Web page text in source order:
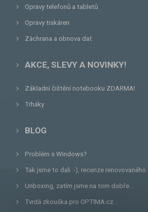
Opravy telefonů a tabletů
Opravy tiskáren
Záchrana a obnova dat
AKCE, SLEVY A NOVINKY!
Základní čištění notebooku ZDARMA!
Trháky
BLOG
Problém s Windows?
Tak jsme to dali :-), recenze
Unboxing, zatím jsme na tom dobře...
Tvrdá zkouška pro OPTIMA.cz...